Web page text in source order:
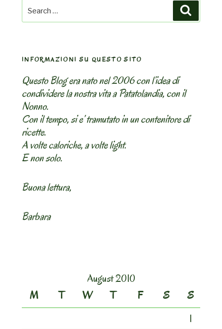
Search
for:
INFORMAZIONI SU QUESTO SITO
Questo Blog era nato nel 2006 con l’idea di
condividere la nostra vita a Patatolandia, con il
Nonno.
Con il tempo, si e’ tramutato in un contenitore di
ricette.
A volte caloriche, a volte light.
E non solo.
Buona lettura,
Barbara
August 2010
M
T W T F S
S
1